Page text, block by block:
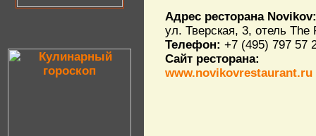
Адрес ресторана Novikov:
ул. Тверская, 3, отель
Телефон: +7 (495) 797 57
Сайт ресторана:
www.novikovrestaurant.ru